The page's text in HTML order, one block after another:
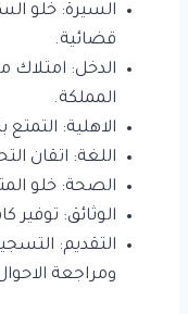
السيرة: خلو
قضائية.
الدخل:
المملكة.
الاهلية:
اللغة: اتقان
الصحة: خلو
الوثائق: توفير
التقديم:
ومراجعة